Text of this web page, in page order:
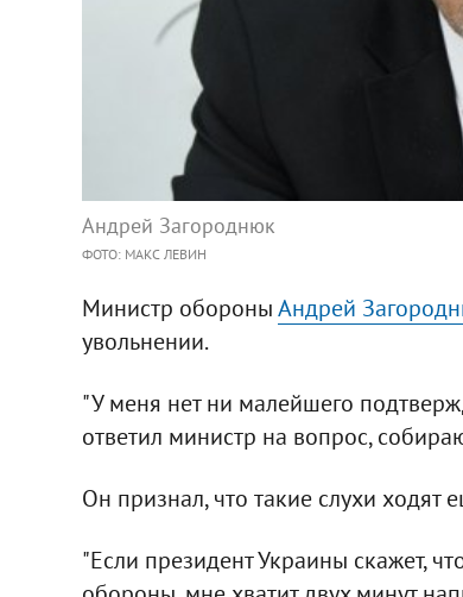
Андрей Загороднюк
ФОТО: МАКС ЛЕВИН
Министр обороныАндрей
увольнении.
"У меня нет ни малейшего
ответил министр на вопрос,
Он признал, что такие слухи ходят
"Если президент Украины скажет,